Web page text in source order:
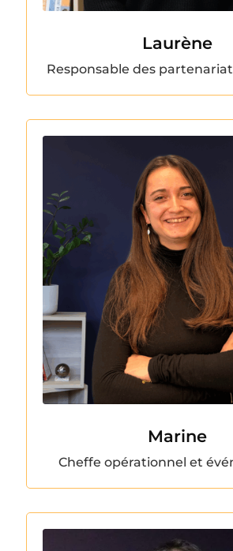
Laurène
Responsable des
Marine
Cheffe opérationnel et